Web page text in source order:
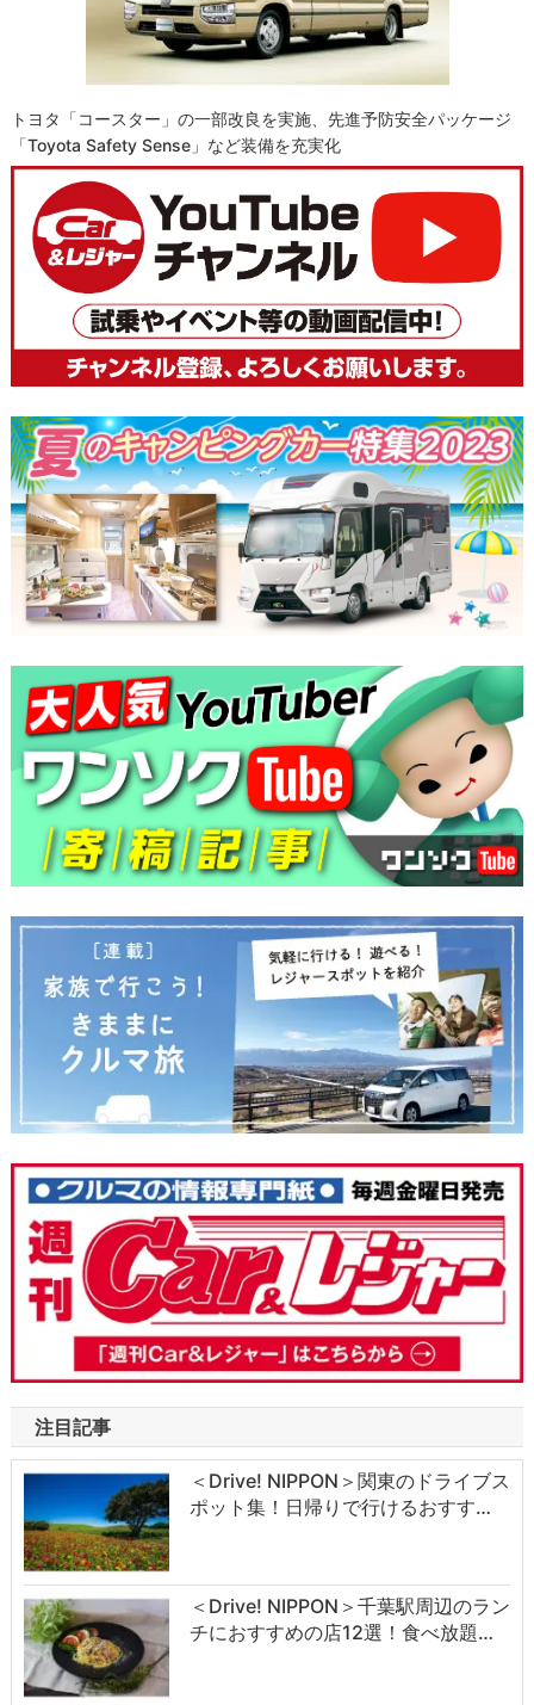
トヨタ「コースター」の一部改良を実施、先進予防安全パッケージ
「Toyota Safety Sense」など装備を充実化
注目記事
＜Drive! NIPPON＞関東のドライブス
ポット集！日帰りで行けるおすす…
＜Drive! NIPPON＞千葉駅周辺のラン
チにおすすめの店12選！食べ放題…